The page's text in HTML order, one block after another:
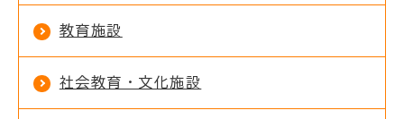
教育施設
社会教育・文化施設